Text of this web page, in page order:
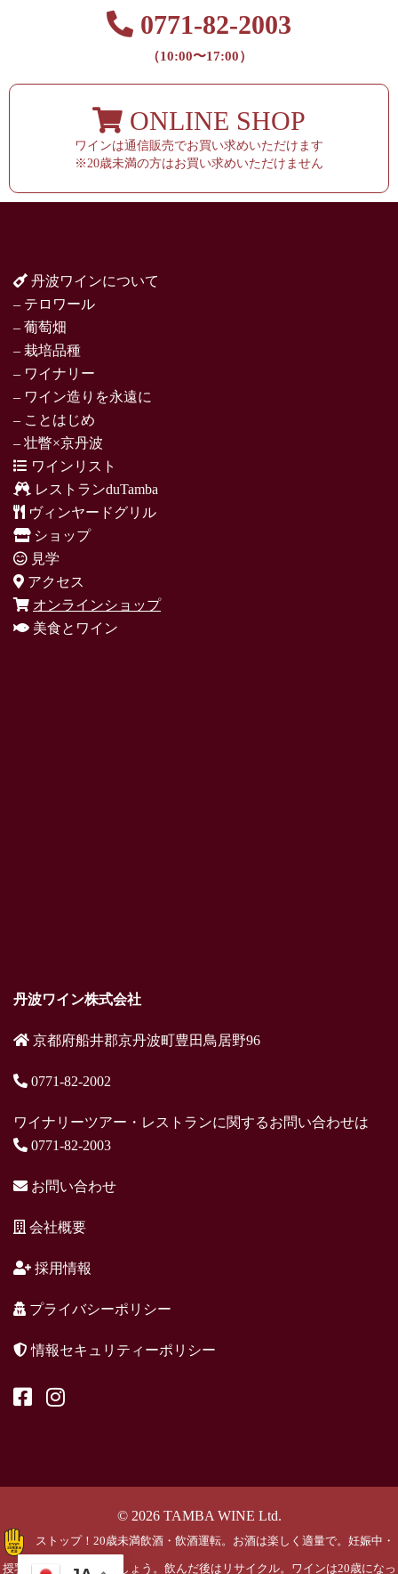
0771-82-2003
（10:00〜17:00）
ONLINE SHOP
ワインは通信販売でお買い求めいただけます
※20歳未満の方はお買い求めいただけません
丹波ワインについて
– テロワール
– 葡萄畑
– 栽培品種
– ワイナリー
– ワイン造りを永遠に
– ことはじめ
– 壮瞥×京丹波
ワインリスト
レストランduTamba
ヴィンヤードグリル
ショップ
見学
アクセス
オンラインショップ
美食とワイン
丹波ワイン株式会社
京都府船井郡京丹波町豊田鳥居野96
0771-82-2002
ワイナリーツアー・レストランに関するお問い合わせは
0771-82-2003
お問い合わせ
会社概要
採用情報
プライバシーポリシー
情報セキュリティーポリシー
© 2026 TAMBA WINE Ltd.
ストップ！20歳未満飲酒・飲酒運転。お酒は楽しく適量で。妊娠中・
授乳期の飲酒はやめましょう。飲んだ後はリサイクル。ワインは20歳になっ